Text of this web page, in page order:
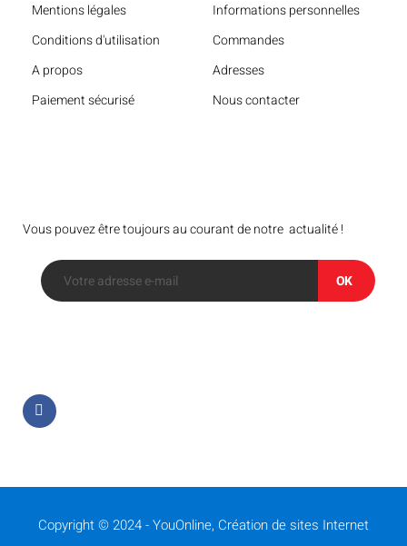
Mentions légales
Conditions d'utilisation
A propos
Paiement sécurisé
Informations personnelles
Commandes
Adresses
Nous contacter
Vous pouvez être toujours au courant de notre actualité !
OK
Copyright © 2024 -YouOnline, Création de sites Internet